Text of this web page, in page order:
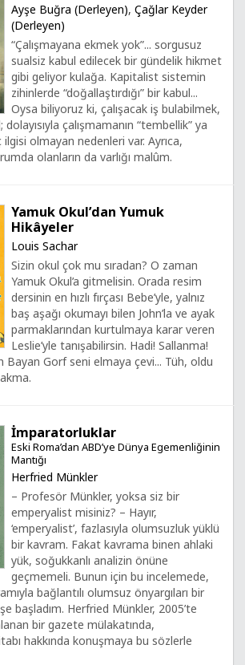
Ayşe Buğra (Derleyen), Çağlar Keyder
(Derleyen)
“Çalışmayana ekmek yok”... sorgusuz
sualsiz kabul edilecek bir gündelik hikmet
gibi geliyor kulağa. Kapitalist sistemin
zihinlerde “doğallaştırdığı” bir kabul...
Oysa biliyoruz ki, çalışacak iş bulabilmek,
çalışmamanın “tembellik” ya
ilgisi olmayan nedenleri var. Ayrıca,
olanların da varlığı malûm.
Yamuk Okul’dan Yumuk
Hikâyeler
Louis Sachar
Sizin okul çok mu sıradan? O zaman
Yamuk Okul’a gitmelisin. Orada resim
dersinin en hızlı fırçası Bebe’yle, yalnız
baş aşağı okumayı bilen John’la ve ayak
parmaklarından kurtulmaya karar veren
Leslie’yle tanışabilirsin. Hadi! Sallanma!
Bayan Gorf seni elmaya çevi... Tüh, oldu
İmparatorluklar
Eski Roma’dan ABD’ye Dünya Egemenliğinin
Mantığı
Herfried Münkler
– Profesör Münkler, yoksa siz bir
emperyalist misiniz? – Hayır,
‘emperyalist’, fazlasıyla olumsuzluk yüklü
bir kavram. Fakat kavrama binen ahlaki
yük, soğukkanlı analizin önüne
geçmemeli. Bunun için bu incelemede,
bağlantılı olumsuz önyargıları bir
başladım. Herfried Münkler, 2005’te
bir gazete mülakatında,
hakkında konuşmaya bu sözlerle